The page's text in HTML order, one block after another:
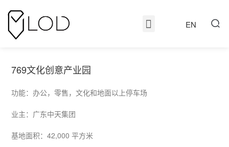
EN
769文化创意产业园
功能：办公，零售，文化和地面以上停车场
业主：广东中天集团
基地面积：42,000 平方米